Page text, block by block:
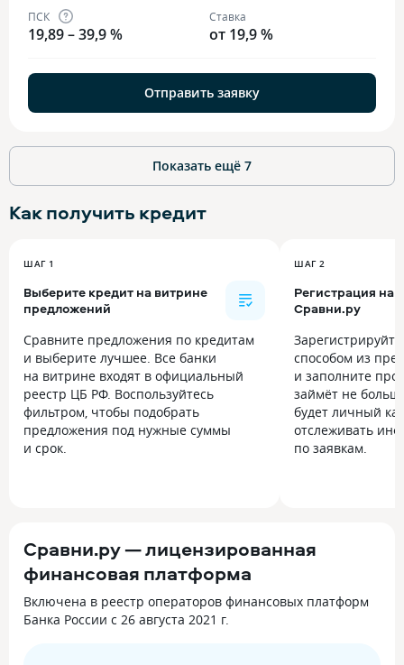
ПСК
19,89 – 39,9 %
Ставка
от 19,9 %
Отправить заявку
Показать ещё 7
Как получить кредит
ШАГ 1
Выберите кредит на витрине
предложений
Сравните предложения по кредитам
и выберите лучшее. Все банки
на витрине входят в официальный
реестр ЦБ РФ. Воспользуйтесь
фильтром, чтобы подобрать
предложения под нужные суммы
и срок.
ШАГ 2
Регистрация на
Сравни.ру
способом из
и заполните
займёт не
будет личный
отслеживать
по заявкам.
Сравни.ру — лицензированная
финансовая платформа
Включена в реестр операторов финансовых платформ
Банка России с 26 августа 2021 г.